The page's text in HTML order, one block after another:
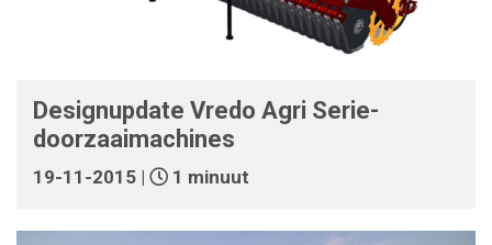
Designupdate Vredo Agri Serie-
doorzaaimachines
19-11-2015 | 1 minuut